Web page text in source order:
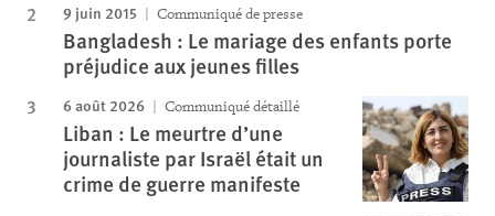
9 juin 2015 Communiqué de presse
Bangladesh : Le mariage des enfants porte
préjudice aux jeunes filles
6 août 2026 Communiqué détaillé
Liban : Le meurtre d’une
journaliste par Israël était un
crime de guerre manifeste